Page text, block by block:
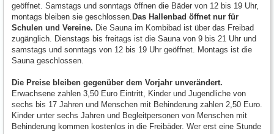
geöffnet. Samstags und sonntags öffnen die Bäder von 12 bis 19 Uhr,
montags bleiben sie geschlossen. Das Hallenbad öffnet nur für
Schulen und Vereine. Die Sauna im Kombibad ist über das Freibad
zugänglich. Dienstags bis freitags ist die Sauna von 9 bis 21 Uhr und
samstags und sonntags von 12 bis 19 Uhr geöffnet. Montags ist die
Sauna geschlossen.
Die Preise bleiben gegenüber dem Vorjahr unverändert.
Erwachsene zahlen 3,50 Euro Eintritt, Kinder und Jugendliche von
sechs bis 17 Jahren und Menschen mit Behinderung zahlen 2,50 Euro.
Kinder unter sechs Jahren und Begleitpersonen von Menschen mit
Behinderung kommen kostenlos in die Freibäder. Wer erst eine Stunde